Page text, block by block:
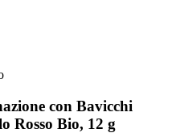
con Bavicchi
Rosso Bio, 12 g